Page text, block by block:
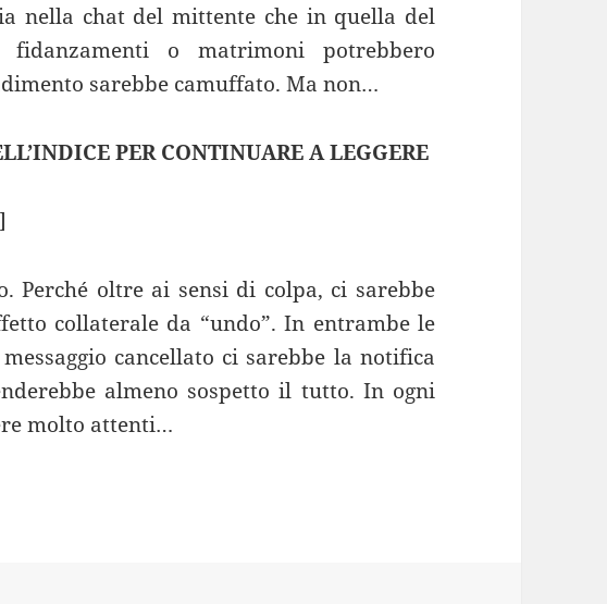
nella chat del mittente che in quella del
fidanzamenti o matrimoni potrebbero
sarebbe camuffato. Ma non…
PER CONTINUARE A LEGGERE
Perché oltre ai sensi di colpa, ci sarebbe
collaterale da “undo”. In entrambe le
cancellato ci sarebbe la notifica
almeno sospetto il tutto. In ogni
molto attenti…